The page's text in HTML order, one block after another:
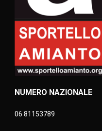
NUMERO NAZIONALE
06 81153789